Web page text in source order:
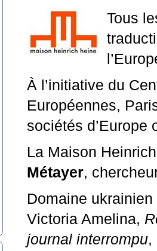
Tous
À l’initiative du
Européennes,
sociétés d’Europe
La Maison
Métayer,
Domaine ukrainien
Victoria Amelina,
journal interrompu,